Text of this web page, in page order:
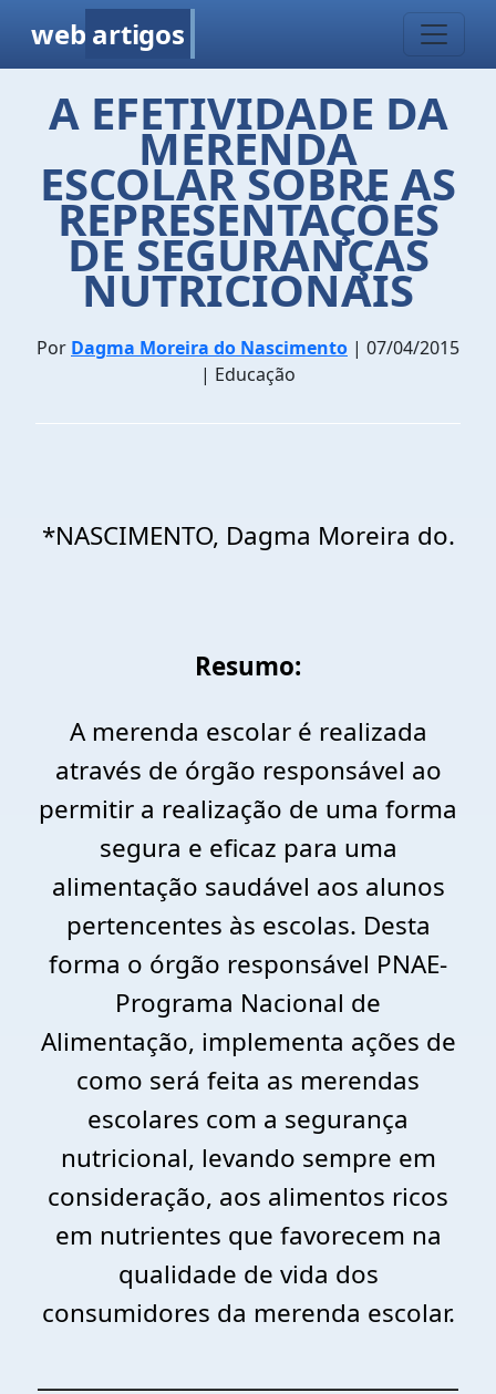
web artigos
A EFETIVIDADE DA
MERENDA
ESCOLAR SOBRE AS
REPRESENTAÇÕES
DE SEGURANÇAS
NUTRICIONAIS
Por Dagma Moreira do Nascimento | 07/04/2015
| Educação
*NASCIMENTO, Dagma Moreira do.
Resumo:
A merenda escolar é realizada
através de órgão responsável ao
permitir a realização de uma forma
segura e eficaz para uma
alimentação saudável aos alunos
pertencentes às escolas. Desta
forma o órgão responsável PNAE-
Programa Nacional de
Alimentação, implementa ações de
como será feita as merendas
escolares com a segurança
nutricional, levando sempre em
consideração, aos alimentos ricos
em nutrientes que favorecem na
qualidade de vida dos
consumidores da merenda escolar.